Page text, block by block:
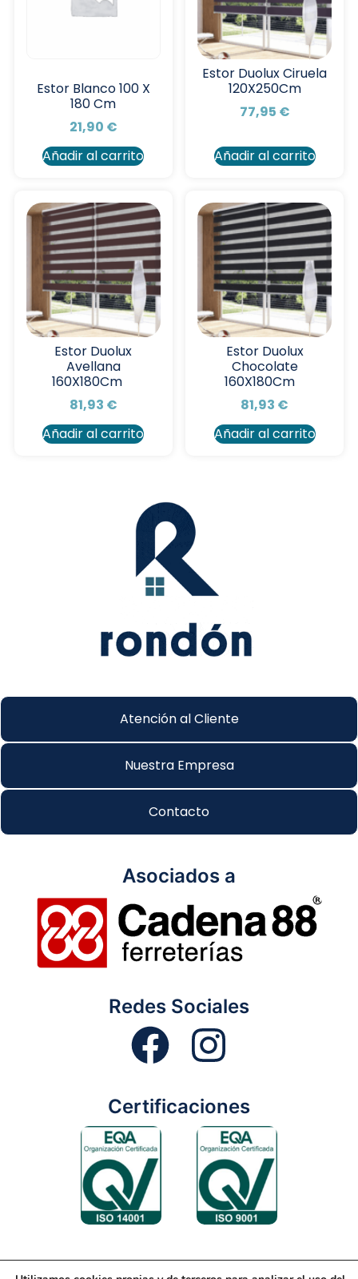
Estor Blanco 100 X
180 Cm
21,90 €
Añadir al carrito
Estor Duolux Ciruela
120X250Cm
77,95 €
Añadir al carrito
Estor Duolux
Avellana
160X180Cm
81,93 €
Añadir al carrito
Estor Duolux
Chocolate
160X180Cm
81,93 €
Añadir al carrito
Atención al Cliente
Nuestra Empresa
Contacto
Asociados a
Redes Sociales
Certificaciones